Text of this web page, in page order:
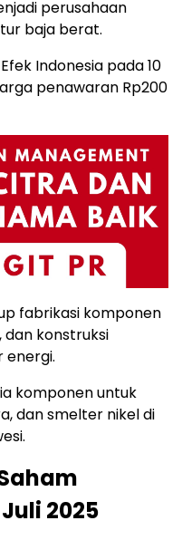
perusahaan
baja berat.
Indonesia pada 10
penawaran Rp200
fabrikasi komponen
konstruksi
energi.
komponen untuk
dan smelter nikel di
2025